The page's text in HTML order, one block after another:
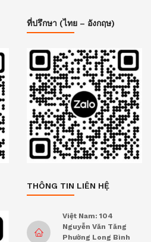
ที่ปรึกษา (ไทย – อังกฤษ)
THÔNG TIN LIÊN HỆ
Việt Nam: 104
Nguyễn Văn Tăng
Phường Long Bình